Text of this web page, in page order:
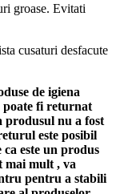
groase. Evitati
cusaturi desfacute
de igiena
poate fi returnat
produsul nu a fost
este posibil
este un produs
mai mult , va
pentru a stabili